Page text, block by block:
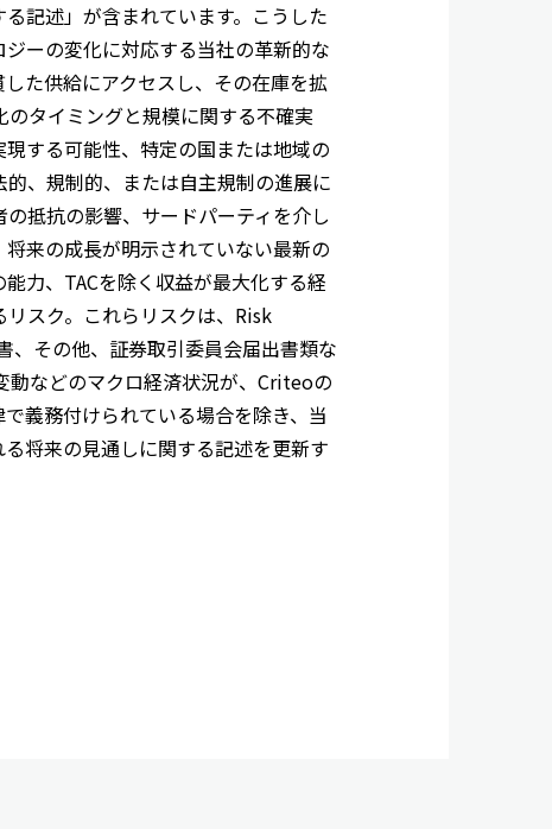
記述」が含まれています。こうした
ーの変化に対応する当社の革新的な
た供給にアクセスし、その在庫を拡
タイミングと規模に関する不確実
する可能性、特定の国または地域の
、規制的、または自主規制の進展に
抵抗の影響、サードパーティを介し
来の成長が明示されていない最新の
力、TACを除く収益が最大化する経
スク。これらリスクは、Risk
その他、証券取引委員会届出書類な
動などのマクロ経済状況が、Criteoの
義務付けられている場合を除き、当
将来の見通しに関する記述を更新す